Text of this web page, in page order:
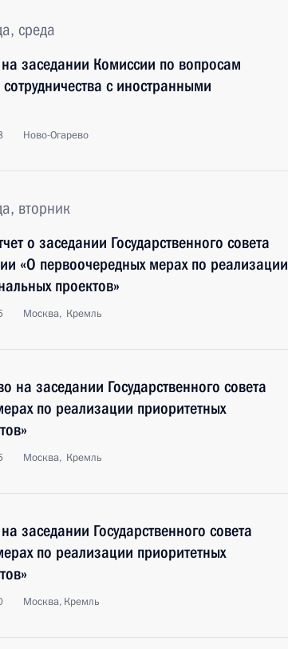
среда
на заседании Комиссии по вопросам
с иностранными
Ново-Огарево
вторник
о заседании Государственного совета
«О первоочередных мерах по реализации
проектов»
Москва, Кремль
на заседании Государственного совета
по реализации приоритетных
Москва, Кремль
заседании Государственного совета
по реализации приоритетных
Москва, Кремль